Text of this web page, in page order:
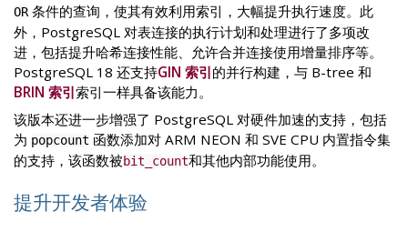
OR 条件的查询，使其有效利用索引，大幅提升执行速度。此
外，PostgreSQL 对表连接的执行计划和处理进行了多项改
进，包括提升哈希连接性能、允许合并连接使用增量排序等。
PostgreSQL 18 还支持GIN 索引的并行构建，与 B-tree 和
BRIN 索引索引一样具备该能力。
该版本还进一步增强了 PostgreSQL 对硬件加速的支持，包括
为 popcount 函数添加对 ARM NEON 和 SVE CPU 内置指令集
的支持，该函数被bit_count和其他内部功能使用。
提升开发者体验